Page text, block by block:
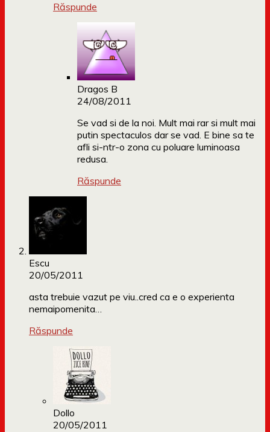
Răspunde
Dragos B
24/08/2011
Se vad si de la noi. Mult mai rar si mult mai
putin spectaculos dar se vad. E bine sa te
afli si-ntr-o zona cu poluare luminoasa
redusa.
Răspunde
Escu
20/05/2011
asta trebuie vazut pe viu..cred ca e o experienta
nemaipomenita…
Răspunde
Dollo
20/05/2011